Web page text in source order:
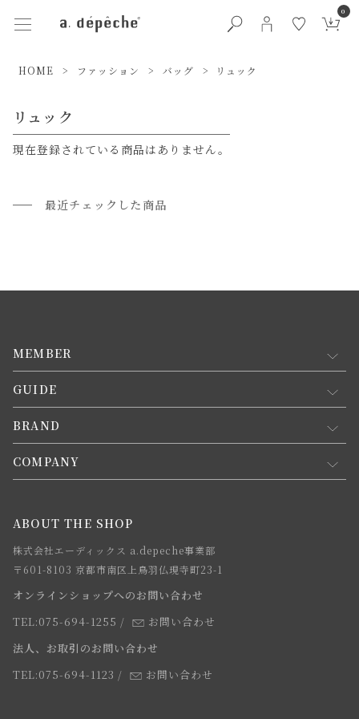
0
HOME ファッション バッグ リュック
リュック
現在登録されている商品はありません。
最近チェックした商品
MEMBER
マイページ
新規会員登録
会員規約について
GUIDE
お買い物ガイド
会員登録について
お支払方法について
お届けについて
よくあるご質問
BRAND
コンセプト
webカタログ
COMPANY
店舗一覧
求人情報
法人のお客様
スタッフ
ABOUT THE SHOP
株式会社エーディックス a.depeche事業部
〒601-8103 京都市南区上鳥羽仏現寺町23-1
オンラインショップへのお問い合わせ
TEL:075-694-1255 /
お問い合わせ
法人、お取引のお問い合わせ
TEL:075-694-1123 / お問い合わせ